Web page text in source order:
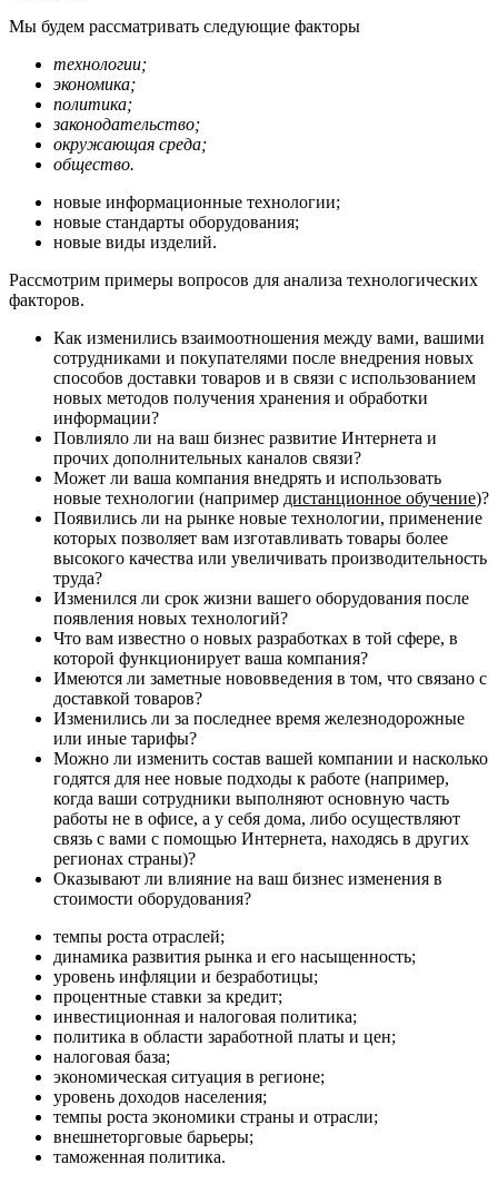
Мы будем рассматривать следующие факторы
технологии;
экономика;
политика;
законодательство;
окружающая среда;
общество.
новые информационные технологии;
новые стандарты оборудования;
новые виды изделий.
Рассмотрим примеры вопросов для анализа технологических
факторов.
Как изменились взаимоотношения между вами, вашими
сотрудниками и покупателями после внедрения новых
способов доставки товаров и в связи с использованием
новых методов получения хранения и обработки
информации?
Повлияло ли на ваш бизнес развитие Интернета и
прочих дополнительных каналов связи?
Может ли ваша компания внедрять и использовать
новые технологии (например дистанционное обучение)?
Появились ли на рынке новые технологии, применение
которых позволяет вам изготавливать товары более
высокого качества или увеличивать производительность
труда?
Изменился ли срок жизни вашего оборудования после
появления новых технологий?
Что вам известно о новых разработках в той сфере, в
которой функционирует ваша компания?
Имеются ли заметные нововведения в том, что связано с
доставкой товаров?
Изменились ли за последнее время железнодорожные
или иные тарифы?
Можно ли изменить состав вашей компании и насколько
годятся для нее новые подходы к работе (например,
когда ваши сотрудники выполняют основную часть
работы не в офисе, а у себя дома, либо осуществляют
связь с вами с помощью Интернета, находясь в других
регионах страны)?
Оказывают ли влияние на ваш бизнес изменения в
стоимости оборудования?
темпы роста отраслей;
динамика развития рынка и его насыщенность;
уровень инфляции и безработицы;
процентные ставки за кредит;
инвестиционная и налоговая политика;
политика в области заработной платы и цен;
налоговая база;
экономическая ситуация в регионе;
уровень доходов населения;
темпы роста экономики страны и отрасли;
внешнеторговые барьеры;
таможенная политика.